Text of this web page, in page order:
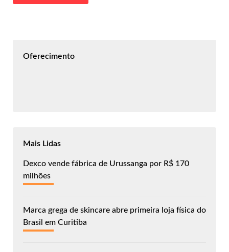
Oferecimento
Mais Lidas
Dexco vende fábrica de Urussanga por R$ 170
milhões
Marca grega de skincare abre primeira loja física do
Brasil em Curitiba